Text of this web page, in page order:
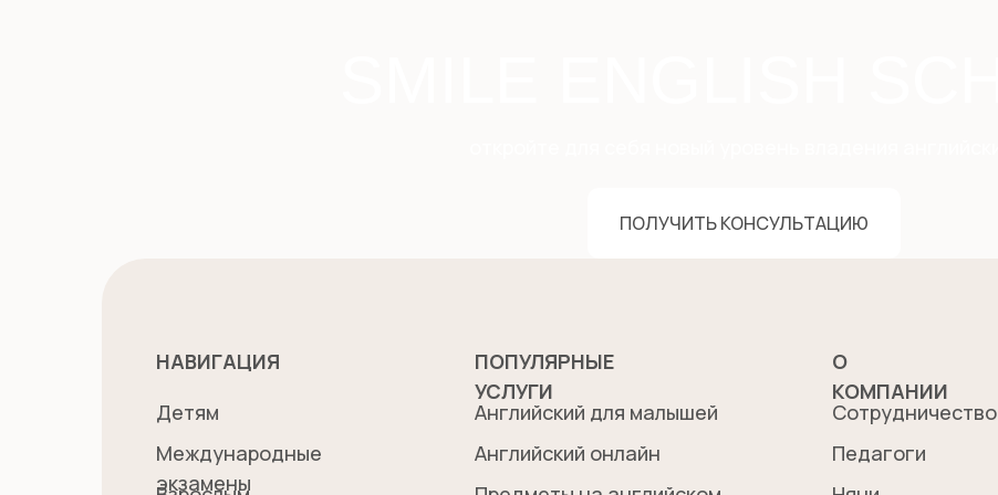
НАВИГАЦИЯ
Детям
Международные
экзамены
Английский для малышей
Английский онлайн
ПОПУЛЯРНЫЕ
УСЛУГИ
О
КОМПАНИИ
ПОЛУЧИТЬ КОНСУЛЬТАЦИЮ
Сотрудничество
Педагоги